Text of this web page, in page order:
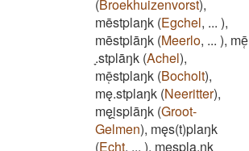
(Broekhuizenvorst),
mēstplaŋk (Egchel, ... ),
mēstplāŋk (Meerlo, ... ), mē̜
̞.stplāŋk (Achel),
mē̜stplaŋk (Bocholt),
mę.stplaŋk (Neeritter),
męi̯splāŋk (Groot-
Gelmen), męs(t)plaŋk
(Echt, ... ), męspla.ŋk